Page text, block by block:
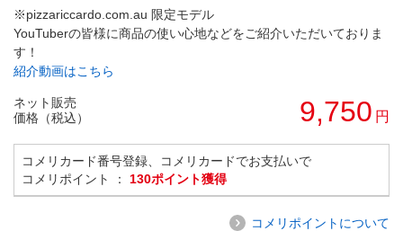
※pizzariccardo.com.au 限定モデル
YouTuberの皆様に商品の使い心地などをご紹介いただいておりま
す！
紹介動画はこちら
ネット販売
価格（税込）
9,750 円
コメリカード番号登録、コメリカードでお支払いで
コメリポイント ： 130ポイント獲得
コメリポイントについて